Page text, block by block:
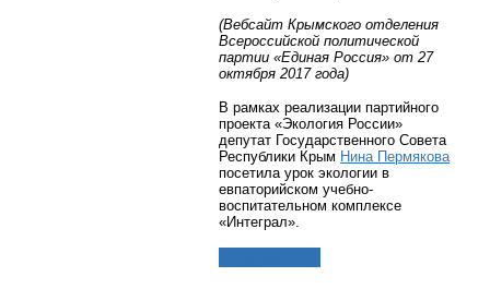
(Вебсайт Крымского отделения
Всероссийской политической
партии «Единая Россия» от 27
октября 2017 года)
В рамках реализации партийного
проекта «Экология России»
депутат Государственного Совета
Республики Крым Нина Пермякова
посетила урок экологии в
евпаторийском учебно-
воспитательном комплексе
«Интеграл».